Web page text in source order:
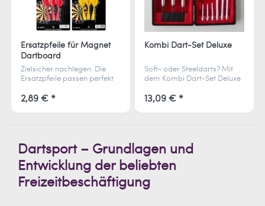
Ersatzpfeile für Magnet
Dartboard
Zielsicher nachlegen. Die
Ersatzpfeile passen perfekt
bringen frischen Schwung
ins nächste Spiel.
2,89 € *
Kombi Dart-Set Deluxe
Soft- oder Steeldarts? Mit
dem Kombi Dart-Set Deluxe
hochwertig verarbeitet und
direkt spielbereit.
13,09 € *
Dartsport – Grundlagen und
Entwicklung der beliebten
Freizeitbeschäftigung